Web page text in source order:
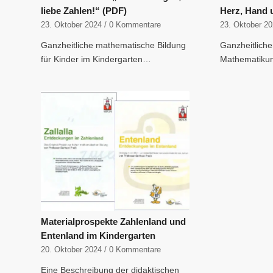
liebe Zahlen!“ (PDF)
23. Oktober 2024 / 0 Kommentare
Ganzheitliche mathematische Bildung
für Kinder im Kindergarten…
Herz, Hand
23. Oktober
Materialprospekte Zahlenland und
Entenland im Kindergarten
20. Oktober 2024 / 0 Kommentare
Eine Beschreibung der didaktischen